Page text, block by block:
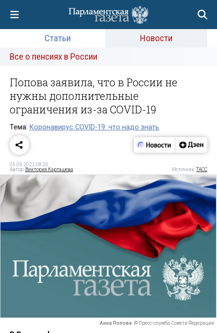
Статьи
Новости
Все о пенсиях в России
Попова заявила, что в России не
нужны дополнительные
ограничения из-за COVID-19
Тема: Коронавирус COVID-19: что надо знать
05.09.2022 08:20
Автор: Виктория Карташева Источник:ТАСС
Анна Попова © Пресс-служба Совета Федерации